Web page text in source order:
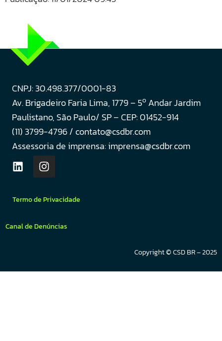
CNPJ: 30.498.377/0001-83
Av. Brigadeiro Faria Lima, 1779 – 5o Andar Jardim
Paulistano, São Paulo/ SP – CEP: 01452-914
(11) 3799-4796 / contato@csdbr.com
Assessoria de imprensa: imprensa@csdbr.com
Termo de Privacidade
Canal de Denúncias
Copyright © CSD BR – 2025